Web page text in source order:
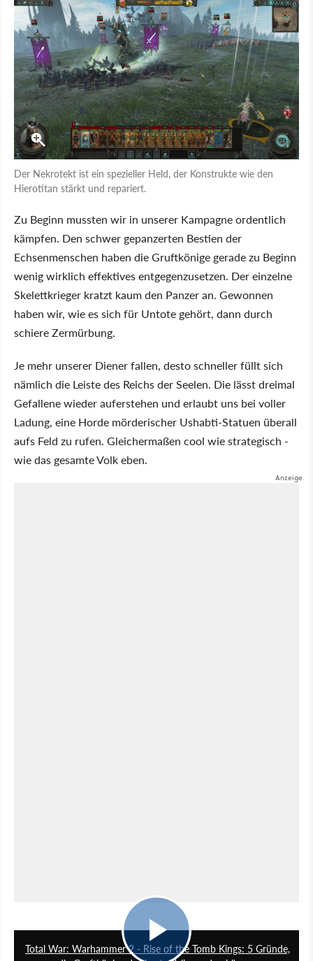
Der Nekrotekt ist ein spezieller Held, der Konstrukte wie den
Hierotitan stärkt und repariert.
Zu Beginn mussten wir in unserer Kampagne ordentlich
kämpfen. Den schwer gepanzerten Bestien der
Echsenmenschen haben die Gruftkönige gerade zu Beginn
wenig wirklich effektives entgegenzusetzen. Der einzelne
Skelettkrieger kratzt kaum den Panzer an. Gewonnen
haben wir, wie es sich für Untote gehört, dann durch
schiere Zermürbung.
Je mehr unserer Diener fallen, desto schneller füllt sich
nämlich die Leiste des Reichs der Seelen. Die lässt dreimal
Gefallene wieder auferstehen und erlaubt uns bei voller
Ladung, eine Horde mörderischer Ushabti-Statuen überall
aufs Feld zu rufen. Gleichermaßen cool wie strategisch -
wie das gesamte Volk eben.
Total War: Warhammer 2 - Rise of the Tomb Kings: 5 Gründe,